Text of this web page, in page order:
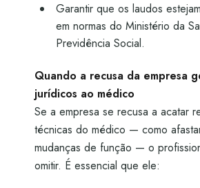
Garantir que os laudos
em normas do Ministério da
Previdência Social.
Quando a recusa da empresa
jurídicos ao médico
Se a empresa se recusa a acatar
técnicas do médico — como
mudanças de função — o
omitir. É essencial que ele: